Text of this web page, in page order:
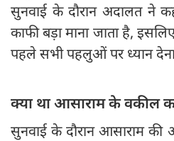
सुनवाई के दौरान अदालत ने
काफी बड़ा माना जाता है,
पहले सभी पहलुओं पर ध्यान
क्या था आसाराम के वकील
सुनवाई के दौरान आसाराम की